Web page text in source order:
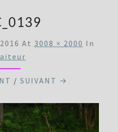
At 3008 × 2000 In
/ SUIVANT →